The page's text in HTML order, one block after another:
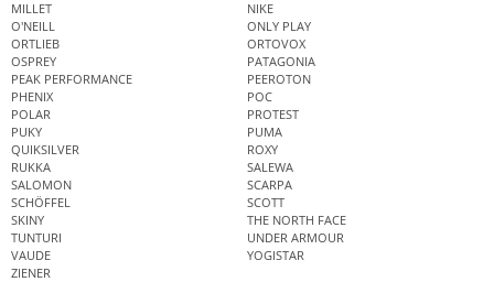
MILLET
NIKE
O'NEILL
ONLY PLAY
ORTLIEB
ORTOVOX
OSPREY
PATAGONIA
PEAK PERFORMANCE
PEEROTON
PHENIX
POC
POLAR
PROTEST
PUKY
PUMA
QUIKSILVER
ROXY
RUKKA
SALEWA
SALOMON
SCARPA
SCHÖFFEL
SCOTT
SKINY
THE NORTH FACE
TUNTURI
UNDER ARMOUR
VAUDE
YOGISTAR
ZIENER